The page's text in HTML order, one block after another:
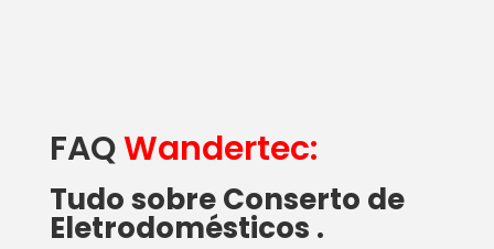
FAQWandertec:
Tudo sobre Conserto de
Eletrodomésticos .